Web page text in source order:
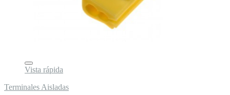
Vista rápida
Terminales Aisladas